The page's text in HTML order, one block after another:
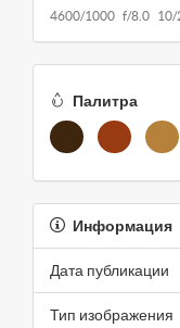
4600/1000 f/8.0
Палитра
Информация
Дата публикации
Тип изображения